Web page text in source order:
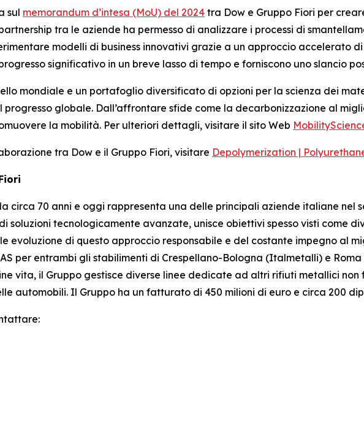
sul memorandum d’intesa (MoU) del 2024 tra Dow e Gruppo Fiori per
tra le aziende ha permesso di analizzare i processi di
modelli di business innovativi grazie a un approccio accelerato
significativo in un breve lasso di tempo e forniscono uno slancio
mondiale e un portafoglio diversificato di opzioni per la scienza dei
progresso globale. Dall’affrontare sfide come la decarbonizzazione al
la mobilità. Per ulteriori dettagli, visitare il sito Web
tra Dow e il Gruppo Fiori, visitare Depolymerization |
circa 70 anni e oggi rappresenta una delle principali aziende italiane nel
soluzioni tecnologicamente avanzate, unisce obiettivi spesso visti come
evoluzione di questo approccio responsabile e del costante impegno al
per entrambi gli stabilimenti di Crespellano-Bologna (Italmetalli) e
vita, il Gruppo gestisce diverse linee dedicate ad altri rifiuti metallici
automobili. Il Gruppo ha un fatturato di 450 milioni di euro e circa 200